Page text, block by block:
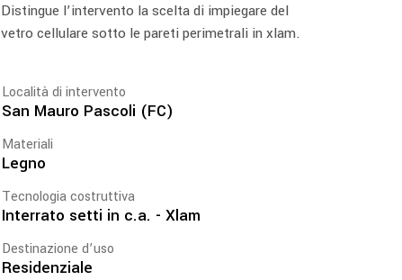
Distingue l’intervento la scelta di impiegare del
vetro cellulare sotto le pareti perimetrali in xlam.
Località di intervento
San Mauro Pascoli (FC)
Materiali
Legno
Tecnologia costruttiva
Interrato setti in c.a. - Xlam
Destinazione d’uso
Residenziale